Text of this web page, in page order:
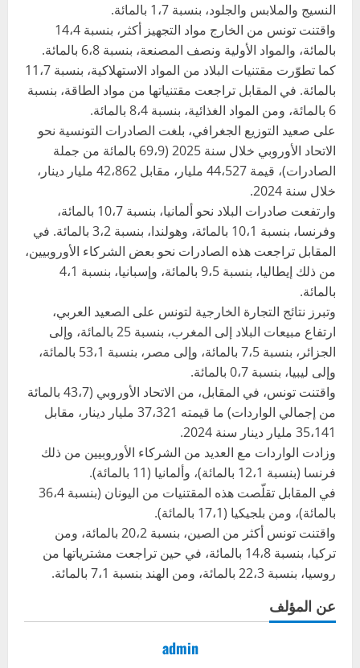
النسيج والملابس والجلود، بنسبة 1،7 بالمائة.
واقتنت تونس من الخارج مواد التجهيز أكثر، بنسبة 14،4
بالمائة، والمواد الأولية ونصف المصنعة، بنسبة 6،8 بالمائة.
كما تطوّرت مقتنيات البلاد من المواد الاستهلاكية، بنسبة 11،7
بالمائة. في المقابل تراجعت مقتنياتها من مواد الطاقة، بنسبة
6 بالمائة، ومن المواد الغذائية، بنسبة 8،4 بالمائة.
على صعيد التوزيع الجغرافي، بلغت الصادرات التونسية نحو
الاتحاد الأوروبي خلال سنة 2025 (69،9 بالمائة من جملة
الصادرات)، قيمة 44،527 مليار، مقابل 42،862 مليار دينار،
خلال سنة 2024.
وارتفعت صادرات البلاد نحو ألمانيا، بنسبة 10،7 بالمائة،
وفرنسا، بنسبة 10،1 بالمائة، وهولندا، بنسبة 3،2 بالمائة. في
المقابل تراجعت هذه الصادرات نحو بعض الشركاء الأوروبيين،
من ذلك إيطاليا، بنسبة 9،5 بالمائة، وإسبانيا، بنسبة 4،1
بالمائة.
وتبرز نتائج التجارة الخارجية لتونس على الصعيد العربي،
ارتفاع مبيعات البلاد إلى المغرب، بنسبة 25 بالمائة، وإلى
الجزائر، بنسبة 7،5 بالمائة، وإلى مصر، بنسبة 53،1 بالمائة،
وإلى ليبيا، بنسبة 0،7 بالمائة.
واقتنت تونس، في المقابل، من الاتحاد الأوروبي (43،7 بالمائة
من إجمالي الواردات) ما قيمته 37،321 مليار دينار، مقابل
35،141 مليار دينار سنة 2024.
وزادت الواردات مع العديد من الشركاء الأوروبيين من ذلك
فرنسا (بنسبة 12،1 بالمائة)، وألمانيا (11 بالمائة).
في المقابل تقلّصت هذه المقتنيات من اليونان (بنسبة 36،4
بالمائة)، ومن بلجيكيا (17،1 بالمائة).
واقتنت تونس أكثر من الصين، بنسبة 20،2 بالمائة، ومن
تركيا، بنسبة 14،8 بالمائة، في حين تراجعت مشترياتها من
روسيا، بنسبة 22،3 بالمائة، ومن الهند بنسبة 7،1 بالمائة.
عن المؤلف
admin